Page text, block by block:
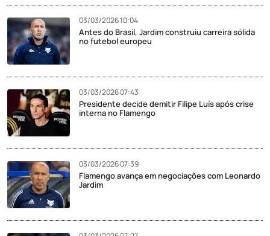
03/03/2026 10:04
Antes do Brasil, Jardim construiu carreira sólida
no futebol europeu
03/03/2026 07:43
Presidente decide demitir Filipe Luís após crise
interna no Flamengo
03/03/2026 07:39
Flamengo avança em negociações com Leonardo
Jardim